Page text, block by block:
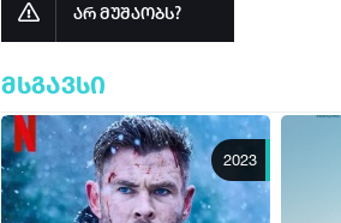
არ მუშაობს?
მსგავსი
2023